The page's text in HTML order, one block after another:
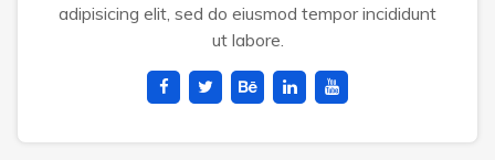
adipisicing elit, sed do eiusmod tempor incididunt
ut labore.